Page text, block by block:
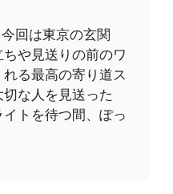
回は東京の玄関
や見送りの前のワ
る最高の寄り道ス
な人を見送った
トを待つ間、ぽっ